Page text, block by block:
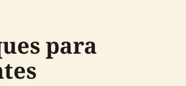
para